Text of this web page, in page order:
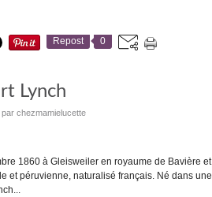
Repost 0
Lynch
par chezmamielucette
1860 à Gleisweiler en royaume de Bavière
et péruvienne, naturalisé français. Né dans